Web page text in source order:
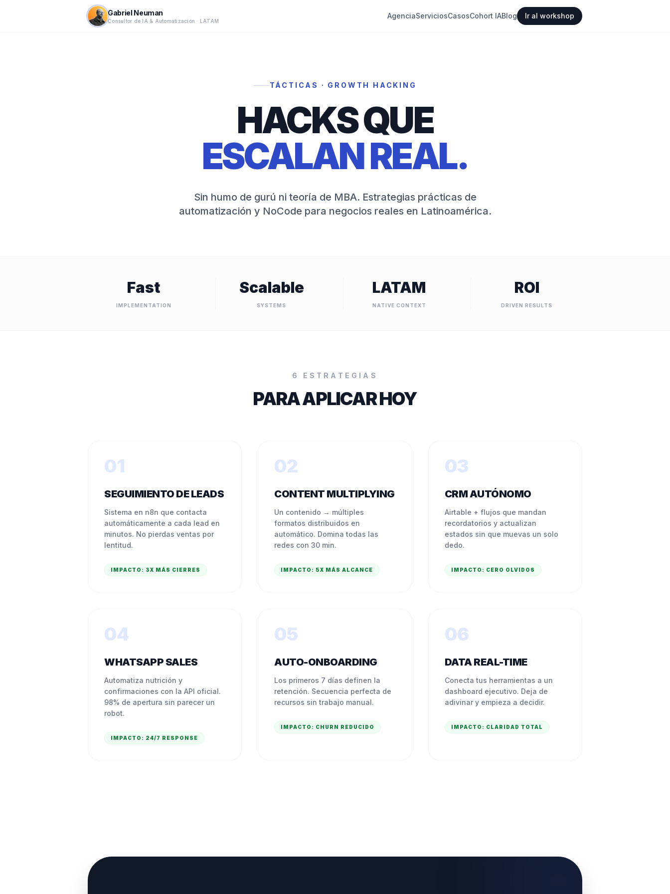
Gabriel Neuman
Consultor de IA & Automatización · LATAM
AgenciaServiciosCasosCohort IABlog Ir al workshop
TÁCTICAS · GROWTH HACKING
HACKS QUE
ESCALAN REAL.
Sin humo de gurú ni teoría de MBA. Estrategias prácticas de
automatización y NoCode para negocios reales en Latinoamérica.
Fast
IMPLEMENTATION
Scalable
SYSTEMS
LATAM
NATIVE CONTEXT
ROI
DRIVEN RESULTS
6 ESTRATEGIAS
PARA APLICAR HOY
01
SEGUIMIENTO DE LEADS
Sistema en n8n que contacta
automáticamente a cada lead en
minutos. No pierdas ventas por
lentitud.
IMPACTO: 3X MÁS CIERRES
02
CONTENT MULTIPLYING
Un contenido → múltiples
formatos distribuidos en
automático. Domina todas las
redes con 30 min.
IMPACTO:5X MÁS ALCANCE
03
CRM AUTÓNOMO
Airtable + flujos que mandan
recordatorios y actualizan
estados sin que muevas un solo
dedo.
IMPACTO: CERO OLVIDOS
04
WHATSAPP SALES
Automatiza nutrición y
confirmaciones con la API oficial.
98% de apertura sin parecer un
robot.
IMPACTO: 24/7 RESPONSE
05
AUTO-ONBOARDING
Los primeros 7 días definen la
retención. Secuencia perfecta de
recursos sin trabajo manual.
IMPACTO: CHURN REDUCIDO
06
DATA REAL-TIME
Conecta tus herramientas a un
dashboard ejecutivo. Deja de
adivinar y empieza a decidir.
IMPACTO: CLARIDAD TOTAL